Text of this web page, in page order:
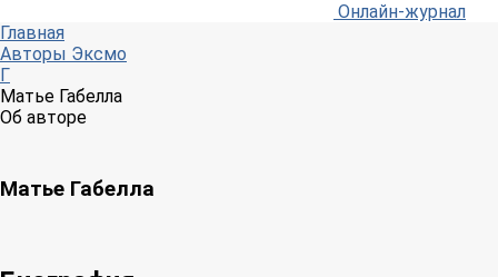
Онлайн-журнал
Главная
Авторы Эксмо
Г
Матье Габелла
Об авторе
Матье Габелла